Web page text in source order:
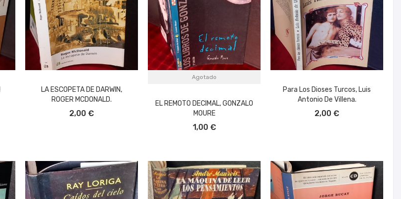
LA ESCOPETA DE DARWIN,
ROGER MCDONALD.
2,00 €
Agotado
EL REMOTO DECIMAL, GONZALO
MOURE
1,00 €
Para Los Dioses Turcos, Luis
Antonio De Villena.
2,00 €